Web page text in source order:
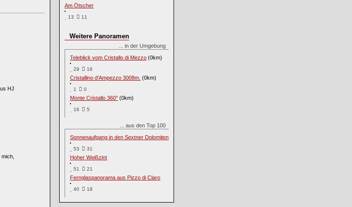
HJ
Am Ötscher
13 11
Weitere Panoramen
... in der Umgebung
Teleblick vom Cristallo di Mezzo (0km)
29 16
Cristallino d'Ampezzo 3008m. (0km)
1 0
Monte Cristallo 360° (0km)
16 5
... aus den Top 100
Sonnenaufgang in den Sextner Dolomiten
53 31
Hoher Weißzint
51 21
Fernglaspanorama aus Pizzo di Claro
40 18